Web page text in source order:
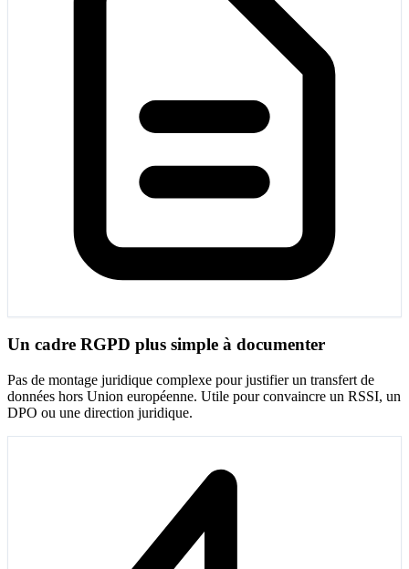
Un cadre RGPD plus simple à documenter
Pas de montage juridique complexe pour justifier un transfert de
données hors Union européenne. Utile pour convaincre un RSSI, un
DPO ou une direction juridique.